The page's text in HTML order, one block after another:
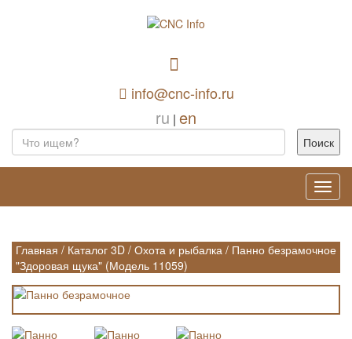
info@cnc-info.ru
ru | en
Главная / Каталог 3D / Охота и рыбалка / Панно безрамочное
"Здоровая щука" (Модель 11059)